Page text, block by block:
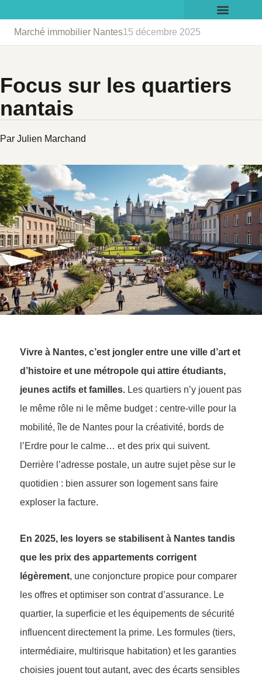
Marché immobilier Nantes15 décembre 2025
Focus sur les quartiers
nantais
Par Julien Marchand
Vivre à Nantes, c’est jongler entre une ville d’art et
d’histoire et une métropole qui attire étudiants,
jeunes actifs et familles. Les quartiers n’y jouent pas
le même rôle ni le même budget : centre-ville pour la
mobilité, île de Nantes pour la créativité, bords de
l’Erdre pour le calme… et des prix qui suivent.
Derrière l’adresse postale, un autre sujet pèse sur le
quotidien : bien assurer son logement sans faire
exploser la facture.
En 2025, les loyers se stabilisent à Nantes tandis
que les prix des appartements corrigent
légèrement, une conjoncture propice pour comparer
les offres et optimiser son contrat d’assurance. Le
quartier, la superficie et les équipements de sécurité
influencent directement la prime. Les formules (tiers,
intermédiaire, multirisque habitation) et les garanties
choisies jouent tout autant, avec des écarts sensibles